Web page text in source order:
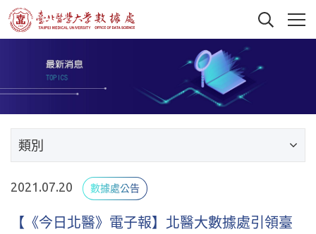
類別
2021.07.20 數據處公告
【《今日北醫》電子報】北醫大數據處引領臺